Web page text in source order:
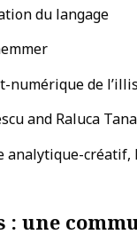
du langage
numérique de
and Raluca
analytique-
une